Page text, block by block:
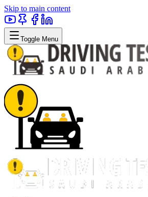
Skip to main content
Toggle Menu